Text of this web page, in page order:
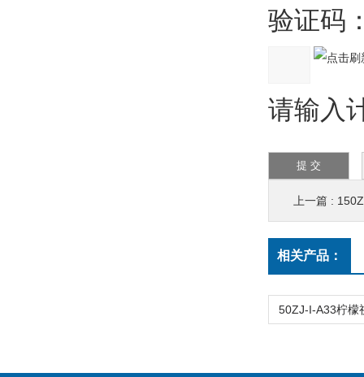
验证码
请输入
上一篇 :
相关产品：